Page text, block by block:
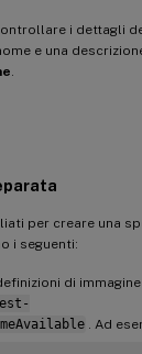
i dettagli
e una
per creare una
i seguenti:
di
. Ad